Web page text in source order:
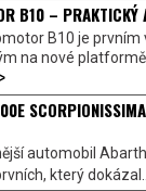
B10 – PRAKTICKÝ
B10 je prvním
na nové platformě
automobil
který dokázal...